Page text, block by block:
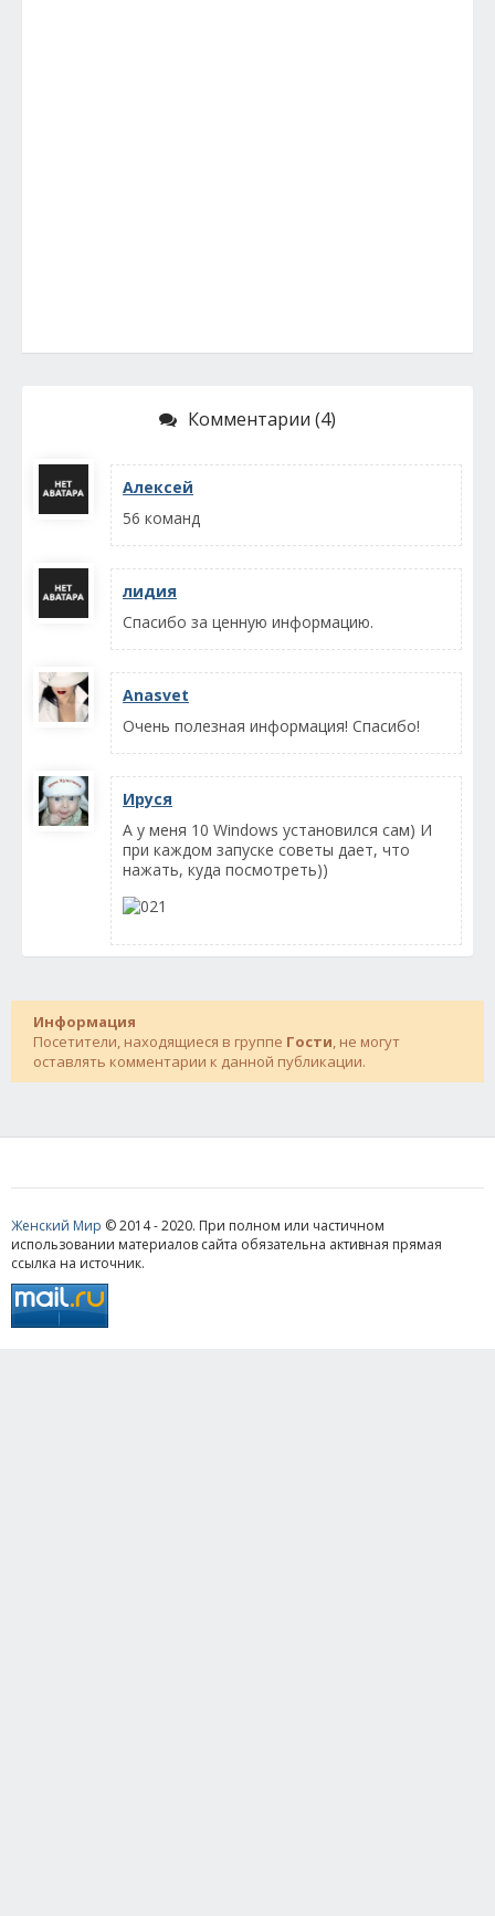
Комментарии (4)
Алексей
56 команд
лидия
Спасибо за ценную информацию.
Anasvet
Очень полезная информация! Спасибо!
Ируся
А у меня 10 Windows установился сам) И
при каждом запуске советы дает, что
нажать, куда посмотреть))
Информация
Посетители, находящиеся в группе Гости, не могут
оставлять комментарии к данной публикации.
Женский Мир © 2014 - 2020. При полном или частичном
использовании материалов сайта обязательна активная прямая
ссылка на источник.